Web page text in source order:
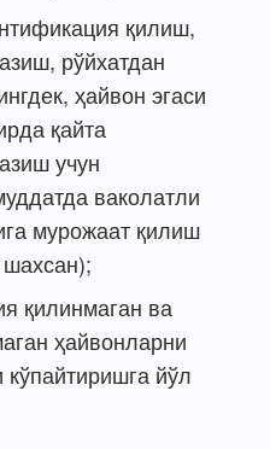
қилиш,
рўйхатдан
ҳайвон эгаси
қайта
учун
ваколатли
мурожаат қилиш
шахсан);
қилинмаган ва
ҳайвонларни
йўл